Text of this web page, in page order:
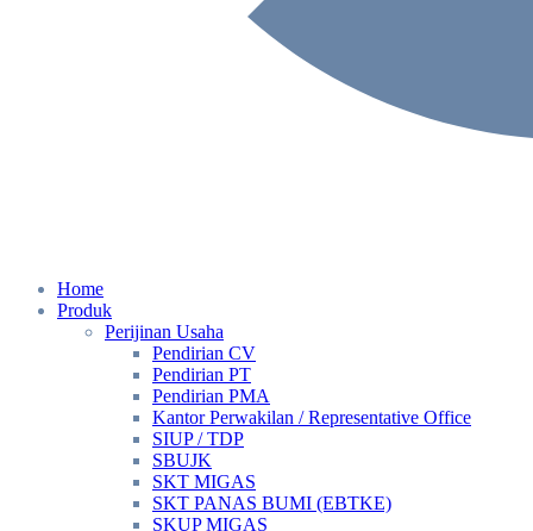
Home
Produk
Perijinan Usaha
Pendirian CV
Pendirian PT
Pendirian PMA
Kantor Perwakilan / Representative Office
SIUP / TDP
SBUJK
SKT MIGAS
SKT PANAS BUMI (EBTKE)
SKUP MIGAS